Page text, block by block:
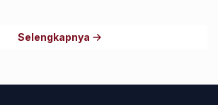
Selengkapnya